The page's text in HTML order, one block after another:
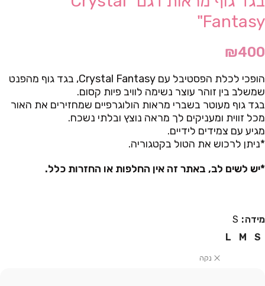
Fantasy"
₪400
הופכי לכלת הפסטיבל עם Crystal Fantasy, בגד גוף מהפנט
שמשלב בין זוהר עוצר נשימה לוויב פיות קסום.
בגד גוף מעוטר בשברי מראות הולוגרפיים שמחזירים את האור
מכל זווית ומעניקים לך מראה נוצץ ובלתי נשכח.
מגיע עם צמידים לידיים.
*ניתן לרכוש את הטול בקטגוריה.
*יש לשים לב, באתר זה אין החלפות או החזרות כלל.
מידה
S
S
M
L
נקה